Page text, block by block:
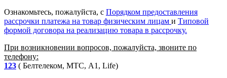
Ознакомьтесь, пожалуйста, с Порядком предоставления
рассрочки платежа на товар физическим лицам и Типовой
формой договора на реализацию товара в рассрочку.
При возникновении вопросов, пожалуйста, звоните по
телефону:
123 ( Белтелеком, МТС, A1, Life)